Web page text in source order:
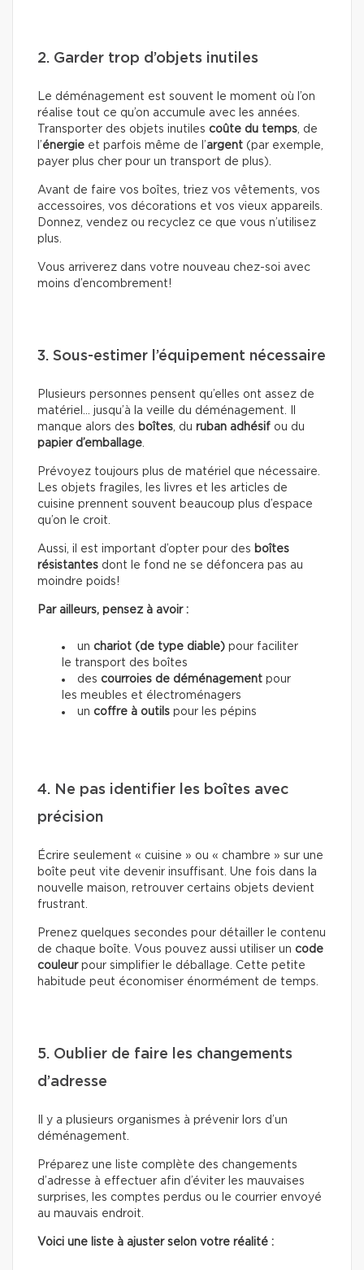
2. Garder trop d’objets inutiles
Le déménagement est souvent le moment où l’on
réalise tout ce qu’on accumule avec les années.
Transporter des objets inutiles coûte du temps, de
l’énergie et parfois même de l’argent (par exemple,
payer plus cher pour un transport de plus).
Avant de faire vos boîtes, triez vos vêtements, vos
accessoires, vos décorations et vos vieux appareils.
Donnez, vendez ou recyclez ce que vous n’utilisez
plus.
Vous arriverez dans votre nouveau chez-soi avec
moins d’encombrement!
3. Sous-estimer l’équipement nécessaire
Plusieurs personnes pensent qu’elles ont assez de
matériel… jusqu’à la veille du déménagement. Il
manque alors des boîtes, du ruban adhésif ou du
papier d’emballage.
Prévoyez toujours plus de matériel que nécessaire.
Les objets fragiles, les livres et les articles de
cuisine prennent souvent beaucoup plus d’espace
qu’on le croit.
Aussi, il est important d’opter pour des boîtes
résistantes dont le fond ne se défoncera pas au
moindre poids!
Par ailleurs, pensez à avoir :
un chariot (de type diable) pour faciliter
le transport des boîtes
des courroies de déménagement pour
les meubles et électroménagers
un coffre à outils pour les pépins
4. Ne pas identifier les boîtes avec
précision
Écrire seulement « cuisine » ou « chambre » sur une
boîte peut vite devenir insuffisant. Une fois dans la
nouvelle maison, retrouver certains objets devient
frustrant.
Prenez quelques secondes pour détailler le contenu
de chaque boîte. Vous pouvez aussi utiliser un code
couleurpour simplifier le déballage. Cette petite
habitude peut économiser énormément de temps.
5. Oublier de faire les changements
d’adresse
Il y a plusieurs organismes à prévenir lors d’un
déménagement.
Préparez une liste complète des changements
d’adresse à effectuer afin d’éviter les mauvaises
surprises, les comptes perdus ou le courrier envoyé
au mauvais endroit.
Voici une liste à ajuster selon votre réalité :